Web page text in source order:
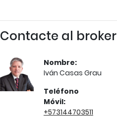
Contacte al broker
Nombre:
Iván Casas Grau
Teléfono
Móvil:
+573144703511